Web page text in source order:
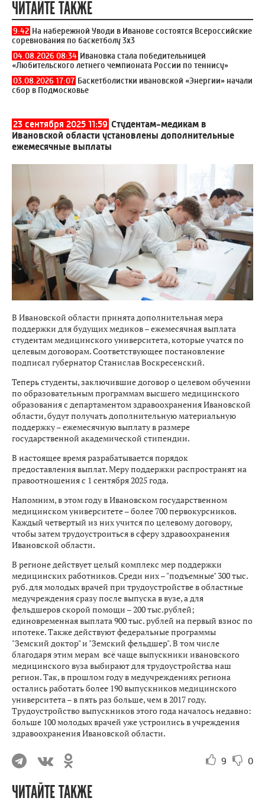
ЧИТАЙТЕ ТАКЖЕ
9:42 На набережной Уводи в Иванове состоятся Всероссийские
соревнования по баскетболу 3x3
04.08.2026 08:34 Ивановка стала победительницей
«Любительского летнего чемпионата России по теннису»
03.08.2026 17:07 Баскетболистки ивановской «Энергии» начали
сбор в Подмосковье
23 сентября 2025 11:59 Студентам-медикам в
Ивановской области установлены дополнительные
ежемесячные выплаты
В Ивановской области принята дополнительная мера
поддержки для будущих медиков – ежемесячная выплата
студентам медицинского университета, которые учатся по
целевым договорам. Соответствующее постановление
подписал губернатор Станислав Воскресенский.
Теперь студенты, заключившие договор о целевом обучении
по образовательным программам высшего медицинского
образования с департаментом здравоохранения Ивановской
области, будут получать дополнительную материальную
поддержку – ежемесячную выплату в размере
государственной академической стипендии.
В настоящее время разрабатывается порядок
предоставления выплат. Меру поддержки распространят на
правоотношения с 1 сентября 2025 года.
Напомним, в этом году в Ивановском государственном
медицинском университете – более 700 первокурсников.
Каждый четвертый из них учится по целевому договору,
чтобы затем трудоустроиться в сферу здравоохранения
Ивановской области.
В регионе действует целый комплекс мер поддержки
медицинских работников. Среди них – "подъемные" 300 тыс.
руб. для молодых врачей при трудоустройстве в областные
медучреждения сразу после выпуска в вузе, а для
фельдшеров скорой помощи – 200 тыс.рублей;
единовременная выплата 900 тыс. рублей на первый взнос по
ипотеке. Также действуют федеральные программы
"Земский доктор" и "Земский фельдшер". В том числе
благодаря этим мерам всё чаще выпускники ивановского
медицинского вуза выбирают для трудоустройства наш
регион. Так, в прошлом году в медучреждениях региона
остались работать более 190 выпускников медицинского
университета – в пять раз больше, чем в 2017 году.
Трудоустройство выпускников этого года началось недавно:
больше 100 молодых врачей уже устроились в учреждения
здравоохранения Ивановской области.
9 0
ЧИТАЙТЕ ТАКЖЕ